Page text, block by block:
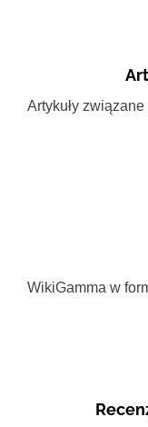
Artykuły
WikiGamma w